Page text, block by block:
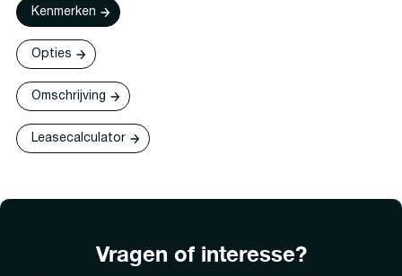
Kenmerken
Opties
Omschrijving
Leasecalculator
Vragen of interesse?